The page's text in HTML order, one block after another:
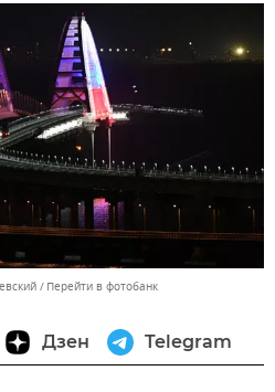
Перейти в фотобанк
Дзен Telegram